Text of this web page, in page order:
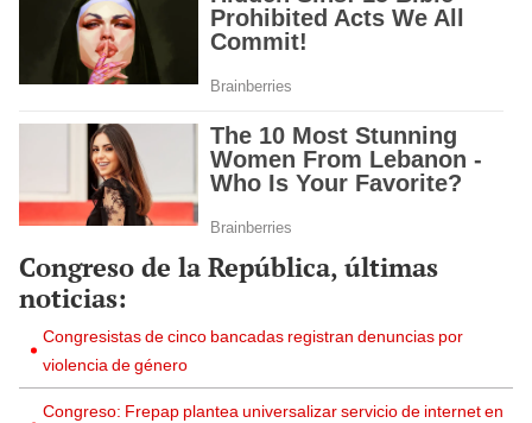
Congreso de la República, últimas
noticias:
Congresistas de cinco bancadas registran denuncias por
violencia de género
Congreso: Frepap plantea universalizar servicio de internet en